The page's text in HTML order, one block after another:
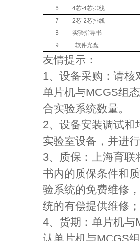
6
4芯-4芯排线
7
2芯-2芯排线
8
实验指导书
9
软件光盘
友情提示：
1、设备采购：请核
单片机与MCGS组
合实验系统数量。
2、设备安装调试和
实验室设备，并进
3、质保：上海育联
书内的质保条件和
验系统的免费维修
统的有偿提供维修；
4、货期：单片机与
认单片机与MCGS